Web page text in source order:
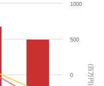
(百万円)
0
500
1000